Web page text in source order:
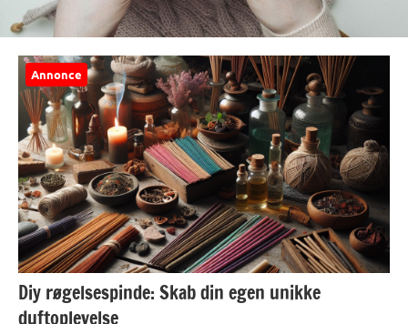
Annonce
Diy røgelsespinde: Skab din egen unikke
duftoplevelse